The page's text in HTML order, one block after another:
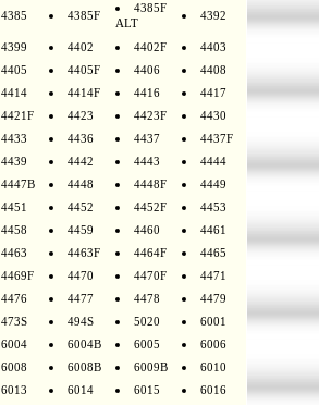
4385 4385F
4385F
ALT
4392
4399 4402 4402F
4403
4405 4405F 4406
4408
4414 4414F 4416
4417
4421F 4423 4423F
4430
4433 4436 4437
4437F
4439 4442 4443
4444
4447B 4448 4448F
4449
4451 4452 4452F
4453
4458 4459 4460
4461
4463 4463F 4464F
4465
4469F 4470 4470F
4471
4476 4477 4478
4479
473S 494S 5020
6001
6004 6004B 6005
6006
6008 6008B 6009B
6010
6013 6014 6015
6016